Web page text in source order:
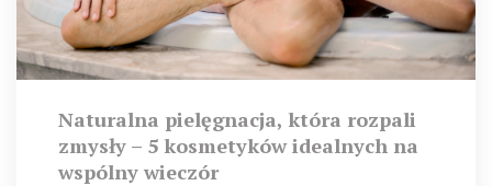
Naturalna pielęgnacja, która rozpali
zmysły – 5 kosmetyków idealnych na
wspólny wieczór